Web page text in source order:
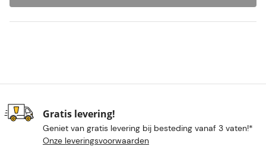
Gratis levering!
Geniet van gratis levering bij besteding vanaf 3 vaten!*
Onze leveringsvoorwaarden